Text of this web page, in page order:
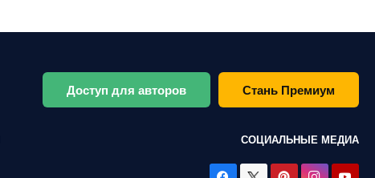
Доступ для авторов Стань Премиум
СОЦИАЛЬНЫЕ МЕДИА